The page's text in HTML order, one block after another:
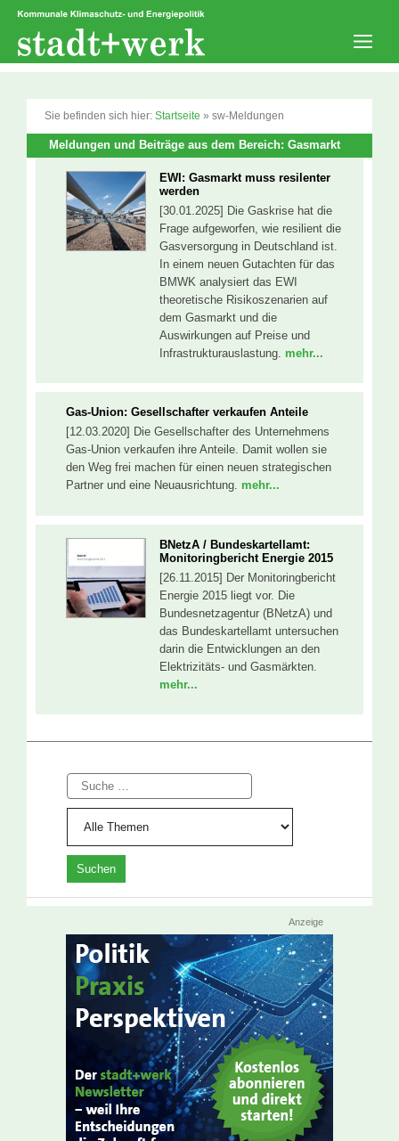
Zum
springen
Sie befinden sich hier: Startseite » sw-Meldungen
Meldungen und Beiträge aus dem Bereich: Gasmarkt
EWI: Gasmarkt muss resilenter
werden
[30.01.2025] Die Gaskrise hat die
Frage aufgeworfen, wie resilient die
Gasversorgung in Deutschland ist.
In einem neuen Gutachten für das
BMWK analysiert das EWI
theoretische Risikoszenarien auf
dem Gasmarkt und die
Auswirkungen auf Preise und
Infrastrukturauslastung. mehr...
Gas-Union: Gesellschafter verkaufen Anteile
[12.03.2020] Die Gesellschafter des Unternehmens
Gas-Union verkaufen ihre Anteile. Damit wollen sie
den Weg frei machen für einen neuen strategischen
Partner und eine Neuausrichtung. mehr...
BNetzA / Bundeskartellamt:
Monitoringbericht Energie 2015
[26.11.2015] Der Monitoringbericht
Energie 2015 liegt vor. Die
Bundesnetzagentur (BNetzA) und
das Bundeskartellamt untersuchen
darin die Entwicklungen an den
Elektrizitäts- und Gasmärkten.
mehr...
Suche
Anzeige